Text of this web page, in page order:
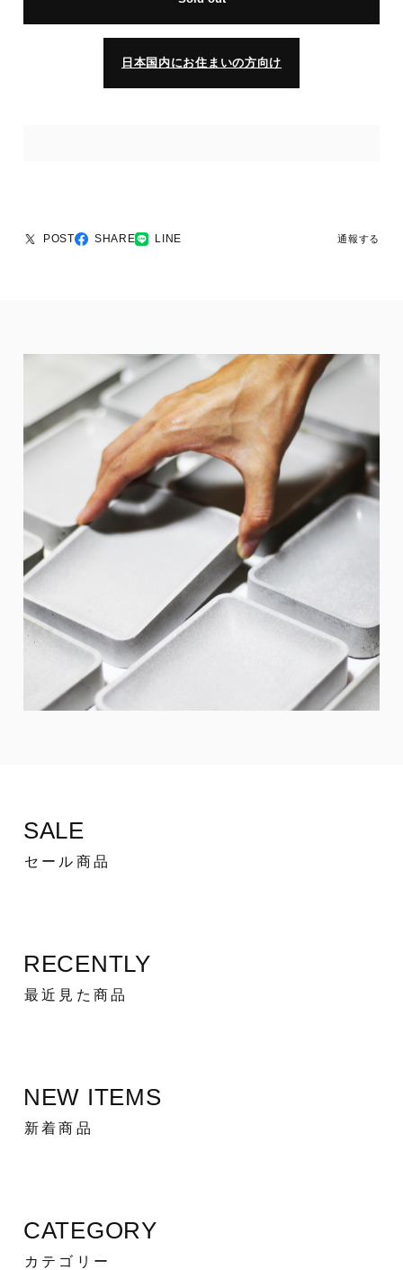
日本国内にお住まいの方向け
POST SHARE LINE 通報する
SALE
セール商品
RECENTLY
最近見た商品
NEW ITEMS
新着商品
CATEGORY
カテゴリー